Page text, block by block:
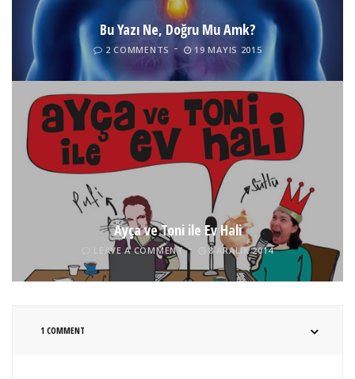
Bu Yazı Ne, Doğru Mu Amk?
2 COMMENTS 19 MAYIS 2015
Ayça ve Toni ile Ev Hali
LEAVE A COMMENT 8 ARALIK 2014
1 COMMENT